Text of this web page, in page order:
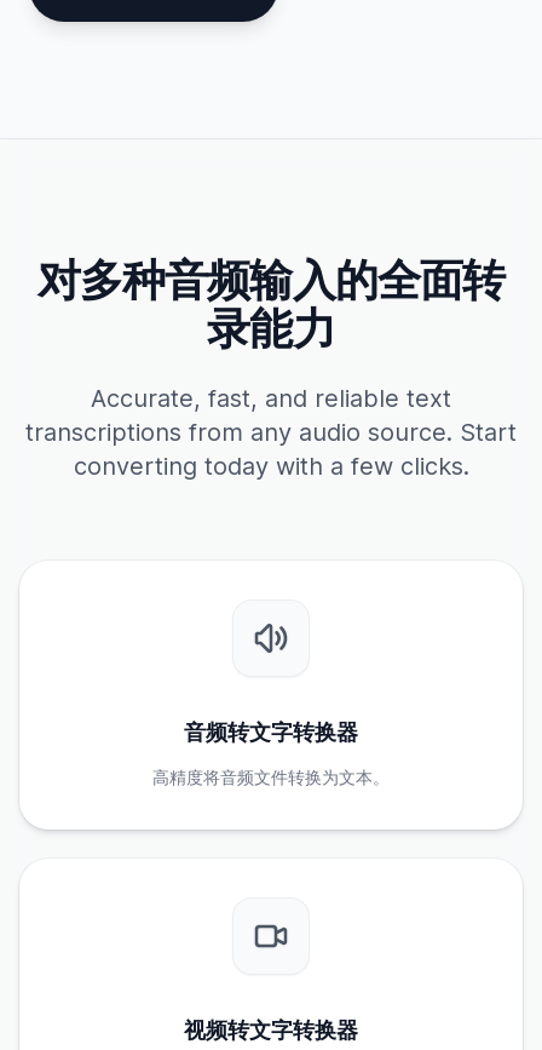
对多种音频输入的全面转
录能力
Accurate, fast, and reliable text
transcriptions from any audio source. Start
converting today with a few clicks.
音频转文字转换器
高精度将音频文件转换为文本。
视频转文字转换器